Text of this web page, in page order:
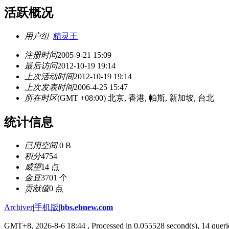
活跃概况
用户组 精灵王
注册时间2005-9-21 15:09
最后访问2012-10-19 19:14
上次活动时间2012-10-19 19:14
上次发表时间2006-4-25 15:47
所在时区(GMT +08:00) 北京, 香港, 帕斯, 新加坡, 台北
统计信息
已用空间0 B
积分4754
威望14 点
金豆3701 个
贡献值0 点
Archiver|手机版|bbs.ebnew.com
GMT+8, 2026-8-6 18:44 , Processed in 0.055528 second(s), 14